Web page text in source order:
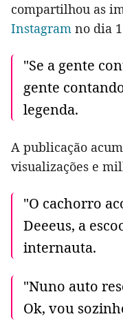
compartilhou as
Instagram no dia
"Se a gente
gente
legenda.
A publicação
visualizações e
"O cachorro
Deeeus, a
internauta.
"Nuno auto
Ok, vou